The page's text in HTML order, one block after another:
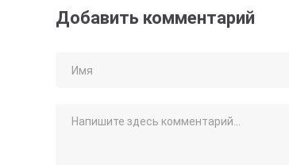
Добавить комментарий